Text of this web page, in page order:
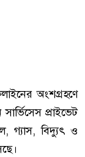
অংশগ্রহণে
প্রাইভেট
গ্যাস, বিদ্যুৎ ও